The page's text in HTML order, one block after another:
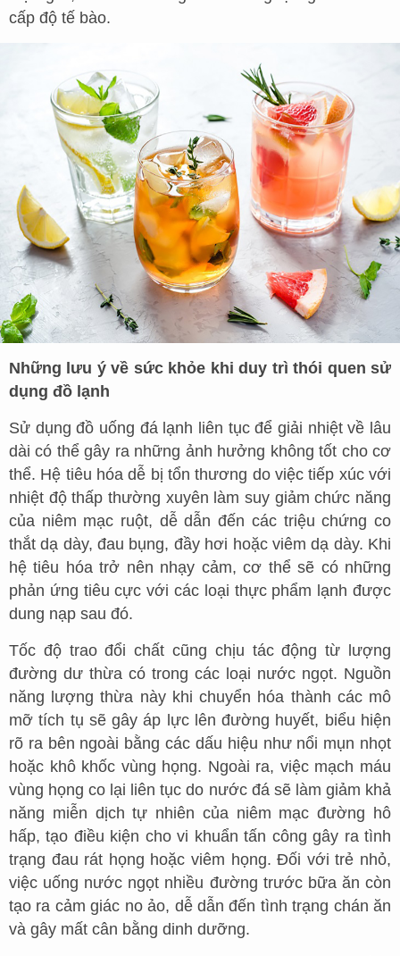
cấp độ tế bào.
Những lưu ý về sức khỏe khi duy trì thói quen sử
dụng đồ lạnh
Sử dụng đồ uống đá lạnh liên tục để giải nhiệt về lâu
dài có thể gây ra những ảnh hưởng không tốt cho cơ
thể. Hệ tiêu hóa dễ bị tổn thương do việc tiếp xúc với
nhiệt độ thấp thường xuyên làm suy giảm chức năng
của niêm mạc ruột, dễ dẫn đến các triệu chứng co
thắt dạ dày, đau bụng, đầy hơi hoặc viêm dạ dày. Khi
hệ tiêu hóa trở nên nhạy cảm, cơ thể sẽ có những
phản ứng tiêu cực với các loại thực phẩm lạnh được
dung nạp sau đó.
Tốc độ trao đổi chất cũng chịu tác động từ lượng
đường dư thừa có trong các loại nước ngọt. Nguồn
năng lượng thừa này khi chuyển hóa thành các mô
mỡ tích tụ sẽ gây áp lực lên đường huyết, biểu hiện
rõ ra bên ngoài bằng các dấu hiệu như nổi mụn nhọt
hoặc khô khốc vùng họng. Ngoài ra, việc mạch máu
vùng họng co lại liên tục do nước đá sẽ làm giảm khả
năng miễn dịch tự nhiên của niêm mạc đường hô
hấp, tạo điều kiện cho vi khuẩn tấn công gây ra tình
trạng đau rát họng hoặc viêm họng. Đối với trẻ nhỏ,
việc uống nước ngọt nhiều đường trước bữa ăn còn
tạo ra cảm giác no ảo, dễ dẫn đến tình trạng chán ăn
và gây mất cân bằng dinh dưỡng.